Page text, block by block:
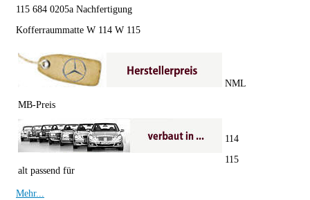
115 684 0205a Nachfertigung
Kofferraummatte W 114 W 115
MB-Preis
NML
alt passend für
114
115
Mehr...